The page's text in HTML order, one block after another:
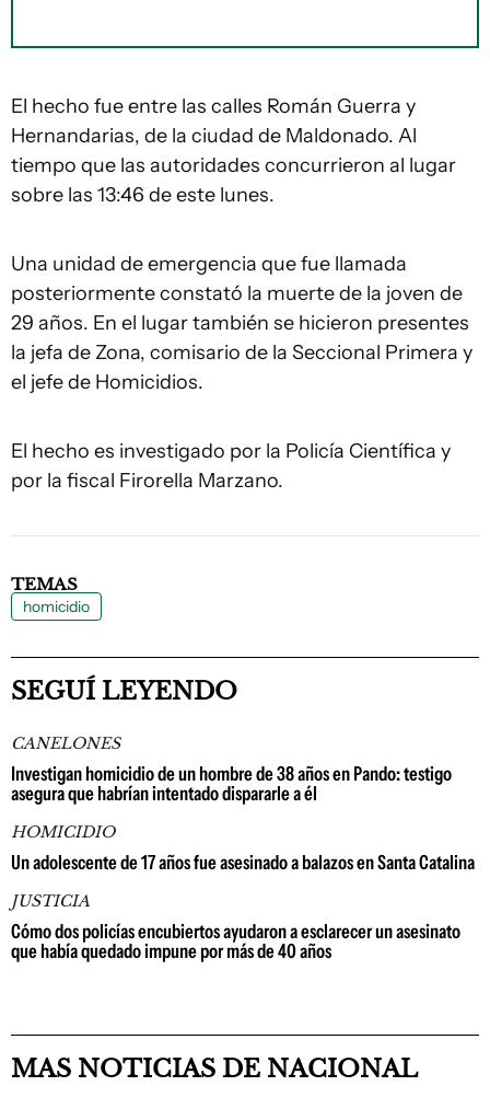
El hecho fue entre las calles Román Guerra y
Hernandarias, de la ciudad de Maldonado. Al
tiempo que las autoridades concurrieron al lugar
sobre las 13:46 de este lunes.
Una unidad de emergencia que fue llamada
posteriormente constató la muerte de la joven de
29 años. En el lugar también se hicieron presentes
la jefa de Zona, comisario de la Seccional Primera y
el jefe de Homicidios.
El hecho es investigado por la Policía Científica y
por la fiscal Firorella Marzano.
TEMAS
homicidio
SEGUÍ LEYENDO
CANELONES
Investigan homicidio de un hombre de 38 años en Pando: testigo
asegura que habrían intentado dispararle a él
HOMICIDIO
Un adolescente de 17 años fue asesinado a balazos en Santa Catalina
JUSTICIA
Cómo dos policías encubiertos ayudaron a esclarecer un asesinato
que había quedado impune por más de 40 años
MAS NOTICIAS DE NACIONAL